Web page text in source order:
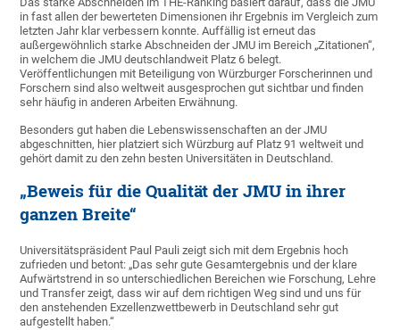
in fast allen der bewerteten Dimensionen ihr Ergebnis im Vergleich zum
letzten Jahr klar verbessern konnte. Auffällig ist erneut das
außergewöhnlich starke Abschneiden der JMU im Bereich „Zitationen“,
in welchem die JMU deutschlandweit Platz 6 belegt.
Veröffentlichungen mit Beteiligung von Würzburger Forscherinnen und
Forschern sind also weltweit ausgesprochen gut sichtbar und finden
sehr häufig in anderen Arbeiten Erwähnung.
Besonders gut haben die Lebenswissenschaften an der JMU
abgeschnitten, hier platziert sich Würzburg auf Platz 91 weltweit und
gehört damit zu den zehn besten Universitäten in Deutschland.
„Beweis für die Qualität der JMU in ihrer
ganzen Breite“
Universitätspräsident Paul Pauli zeigt sich mit dem Ergebnis hoch
zufrieden und betont: „Das sehr gute Gesamtergebnis und der klare
Aufwärtstrend in so unterschiedlichen Bereichen wie Forschung, Lehre
und Transfer zeigt, dass wir auf dem richtigen Weg sind und uns für
den anstehenden Exzellenzwettbewerb in Deutschland sehr gut
aufgestellt haben.“